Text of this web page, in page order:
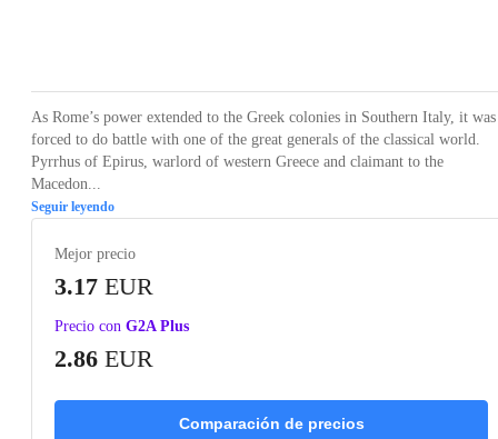
As Rome’s power extended to the Greek colonies in Southern Italy, it was
forced to do battle with one of the great generals of the classical world.
Pyrrhus of Epirus, warlord of western Greece and claimant to the
Macedon...
Seguir leyendo
Mejor precio
3.17 EUR
Precio con G2A Plus
2.86 EUR
Comparación de precios